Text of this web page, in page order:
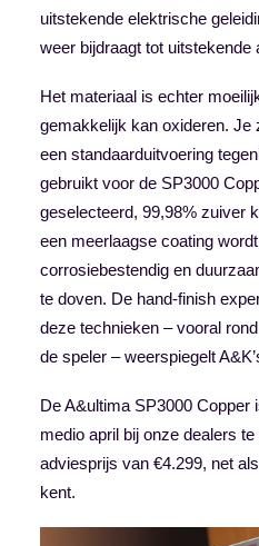
uitstekende elektrische
weer bijdraagt tot uitstekende
Het materiaal is echter
gemakkelijk kan oxideren. Je
een standaarduitvoering
gebruikt voor de SP3000
geselecteerd, 99,98% zuiver
een meerlaagse coating
corrosiebestendig en
te doven. De hand-finish
deze technieken – vooral
de speler – weerspiegelt
De A&ultima SP3000 Copper
medio april bij onze dealers
adviesprijs van €4.299, net
kent.